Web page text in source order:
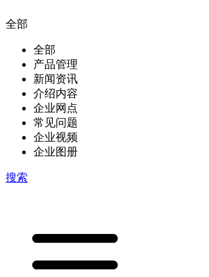
全部
全部
产品管理
新闻资讯
介绍内容
企业网点
常见问题
企业视频
企业图册
搜索